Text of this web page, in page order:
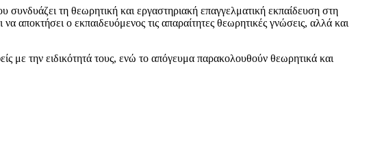
τη θεωρητική και εργαστηριακή επαγγελματική εκπαίδευση στη
ο εκπαιδευόμενος τις απαραίτητες θεωρητικές γνώσεις, αλλά και
με την ειδικότητά τους, ενώ το απόγευμα παρακολουθούν θεωρητικά και